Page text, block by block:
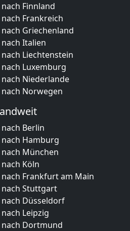
Finnland
Frankreich
Griechenland
Italien
Liechtenstein
Luxemburg
Niederlande
Norwegen
Berlin
Hamburg
München
Köln
Frankfurt am Main
Stuttgart
Düsseldorf
Leipzig
Dortmund